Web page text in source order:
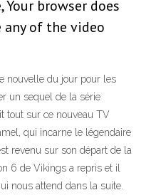
Your browser does
of the video
nouvelle du jour pour les
un sequel de la série
tout sur ce nouveau TV
qui incarne le légendaire
revenu sur son départ de la
6 de Vikings a repris et il
nous attend dans la suite.